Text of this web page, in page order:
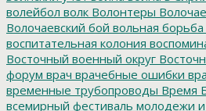
волейбол волк Волонтеры
Волочаевский бой вольная борьба
воспитательная колония
Восточный военный округ
форум врач врачебные ошибки
временные трубопроводы Время
всемирный фестиваль молодежи и